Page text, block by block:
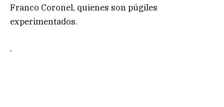
Franco Coronel, quienes son púgiles
experimentados.
.